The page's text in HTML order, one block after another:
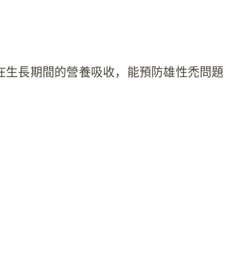
長期間的營養吸收，能預防雄性禿問題